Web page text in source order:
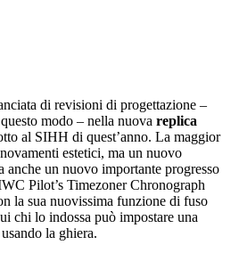
di revisioni di progettazione –
modo – nella nuova replica
al SIHH di quest’anno. La maggior
estetici, ma un nuovo
un nuovo importante progresso
Pilot’s Timezoner Chronograph
la sua nuovissima funzione di fuso
chi lo indossa può impostare una
la ghiera.